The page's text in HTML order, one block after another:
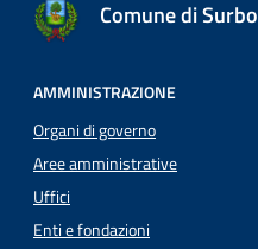
Comune di Surbo
AMMINISTRAZIONE
Organi di governo
Aree amministrative
Uffici
Enti e fondazioni